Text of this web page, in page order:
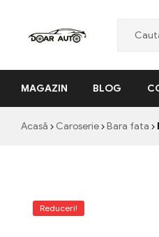
Auto
"Nascut
profesionalism"
MAGAZIN BLOG
Acasă Caroserie Bara fata
Reduceri!